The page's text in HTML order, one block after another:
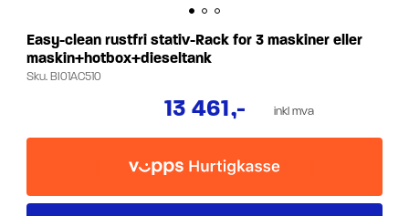
Easy-clean rustfri stativ-Rack for 3 maskiner eller
maskin+hotbox+dieseltank
Sku.BI01AC510
13 461,- inkl mva